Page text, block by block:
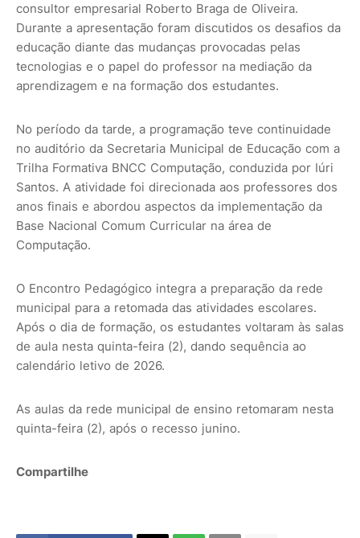
consultor empresarial Roberto Braga de Oliveira.
Durante a apresentação foram discutidos os desafios da
educação diante das mudanças provocadas pelas
tecnologias e o papel do professor na mediação da
aprendizagem e na formação dos estudantes.
No período da tarde, a programação teve continuidade
no auditório da Secretaria Municipal de Educação com a
Trilha Formativa BNCC Computação, conduzida por Iúri
Santos. A atividade foi direcionada aos professores dos
anos finais e abordou aspectos da implementação da
Base Nacional Comum Curricular na área de
Computação.
O Encontro Pedagógico integra a preparação da rede
municipal para a retomada das atividades escolares.
Após o dia de formação, os estudantes voltaram às salas
de aula nesta quinta-feira (2), dando sequência ao
calendário letivo de 2026.
As aulas da rede municipal de ensino retomaram nesta
quinta-feira (2), após o recesso junino.
Compartilhe